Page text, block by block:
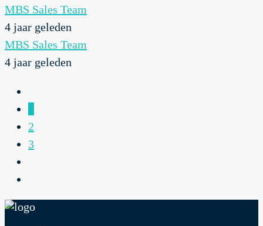
MBS Sales Team
4 jaar geleden
MBS Sales Team
4 jaar geleden
2
3